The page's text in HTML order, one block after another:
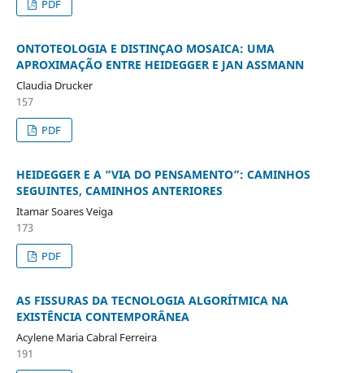
PDF
ONTOTEOLOGIA E DISTINÇAO MOSAICA: UMA
APROXIMAÇÃO ENTRE HEIDEGGER E JAN ASSMANN
Claudia Drucker
157
PDF
HEIDEGGER E A “VIA DO PENSAMENTO”: CAMINHOS
SEGUINTES, CAMINHOS ANTERIORES
Itamar Soares Veiga
173
PDF
AS FISSURAS DA TECNOLOGIA ALGORÍTMICA NA
EXISTÊNCIA CONTEMPORÂNEA
Acylene Maria Cabral Ferreira
191